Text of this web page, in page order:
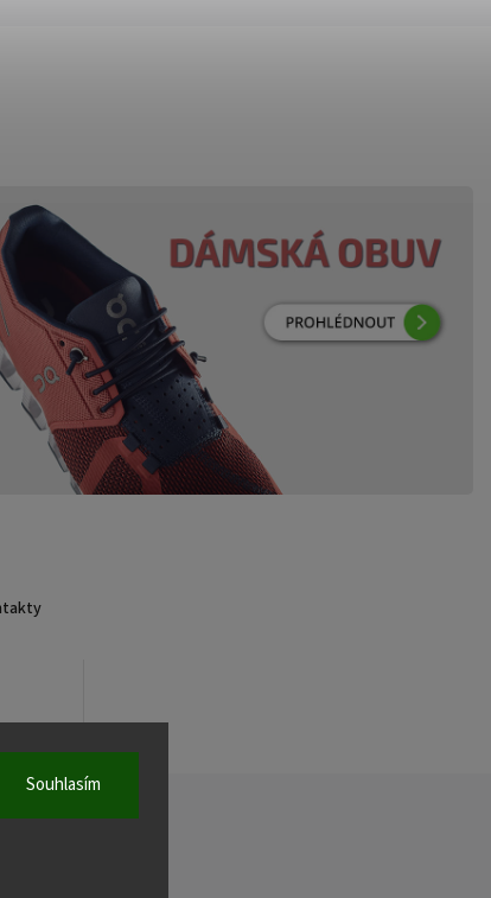
Souhlasím